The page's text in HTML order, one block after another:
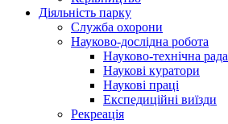
Діяльність парку
Служба охорони
Науково-дослідна робота
Науково-технічна рада
Наукові куратори
Наукові праці
Експедиційні виїзди
Рекреація